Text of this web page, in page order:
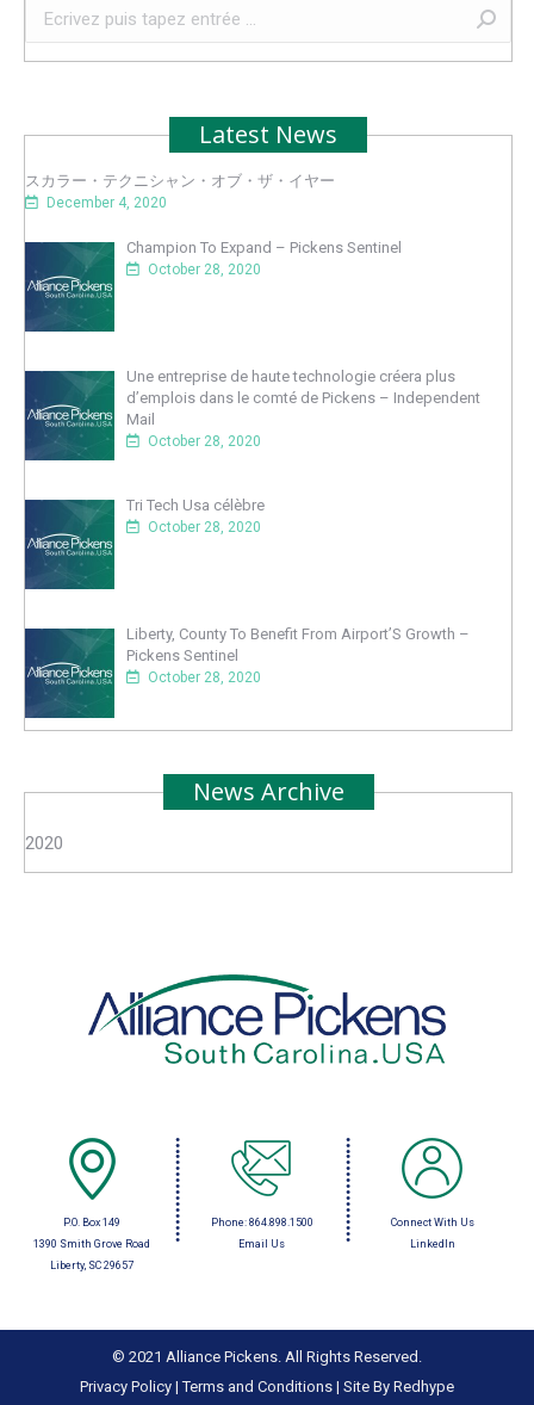
Recherche
:
Latest News
スカラー・テクニシャン・オブ・ザ・イヤー
December 4, 2020
Champion To Expand – Pickens Sentinel
October 28, 2020
Une entreprise de haute technologie créera plus
d’emplois dans le comté de Pickens – Independent
Mail
October 28, 2020
Tri Tech Usa célèbre
October 28, 2020
Liberty, County To Benefit From Airport’S Growth –
Pickens Sentinel
October 28, 2020
News Archive
2020
P.O. Box 149
1390 Smith Grove Road
Liberty, SC 29657
Phone: 864.898.1500
Email Us
Connect With Us
LinkedIn
© 2021 Alliance Pickens. All Rights Reserved.
Privacy Policy |Terms and Conditions | Site By Redhype